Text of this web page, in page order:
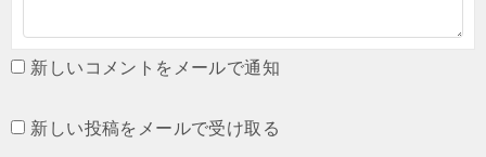
新しいコメントをメールで通知
新しい投稿をメールで受け取る